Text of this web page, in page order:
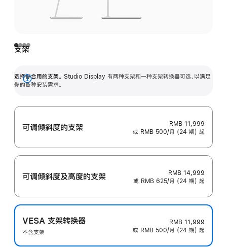
支架
选择你合用的支架。 Studio Display 有两种支架和一种支架转换器可选，以满足
你的各种安装需求。
展
可调倾斜度的支架
RMB 11,999
或 RMB 500/月 (24 期) 起
可调倾斜度及高‍度的支‍架
RMB 14,999
或 RMB 625/月 (24 期) 起
VESA 支架转换器
不含支架
RMB 11,999
或 RMB 500/月 (24 期) 起